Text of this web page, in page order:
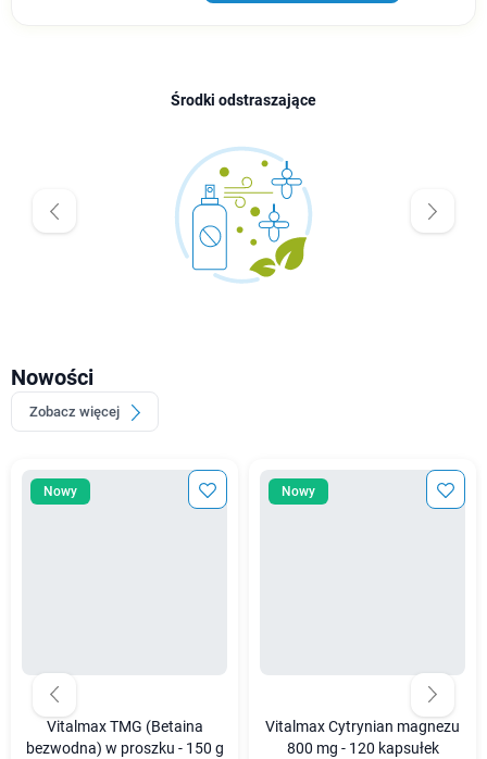
Środki odstraszające
Nowości
Zobacz więcej
Nowy
Vitalmax TMG (Betaina
bezwodna) w proszku - 150 g
Nowy
Vitalmax Cytrynian magnezu
800 mg - 120 kapsułek